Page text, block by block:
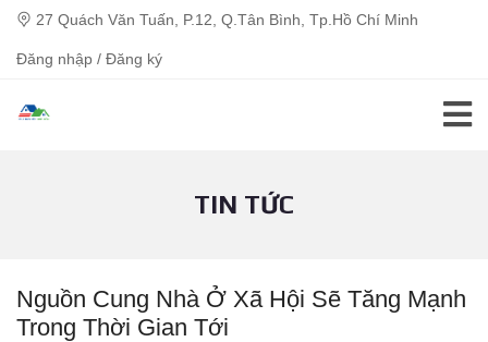
27 Quách Văn Tuấn, P.12, Q.Tân Bình, Tp.Hồ Chí Minh
Đăng nhập / Đăng ký
TIN TỨC
Nguồn Cung Nhà Ở Xã Hội Sẽ Tăng Mạnh
Trong Thời Gian Tới